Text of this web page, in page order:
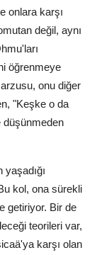
onlara karşı
değil, aynı
öğrenmeye
onu diğer
"Keşke o da
düşünmeden
kol, ona sürekli
getiriyor. Bir de
teorileri var,
karşı olan